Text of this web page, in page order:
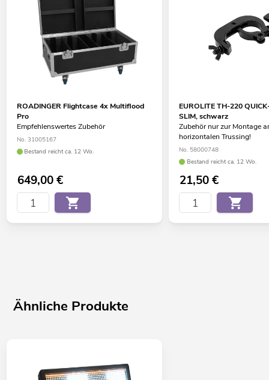
ROADINGER Flightcase 4x Multiflood
Pro
Empfehlenswertes Zubehör
No. 31005167
Bestand reicht ca. 12 Wo.
649,00€
EUROLITE TH-220
SLIM, schwarz
Zubehör nur zur Montage
horizontalen Trussing!
No. 58000748
Bestand reicht ca. 12 Wo.
21,50€
Ähnliche Produkte